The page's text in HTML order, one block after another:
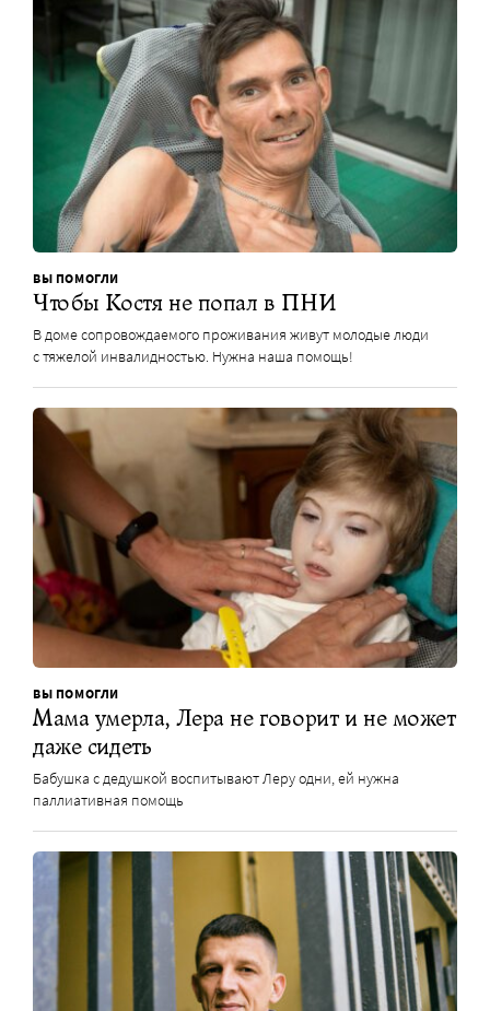
ВЫ ПОМОГЛИ
Чтобы Костя не попал в ПНИ
В доме сопровождаемого проживания живут молодые люди
с тяжелой инвалидностью. Нужна наша помощь!
ВЫ ПОМОГЛИ
Мама умерла, Лера не говорит и не может
даже сидеть
Бабушка с дедушкой воспитывают Леру одни, ей нужна
паллиативная помощь